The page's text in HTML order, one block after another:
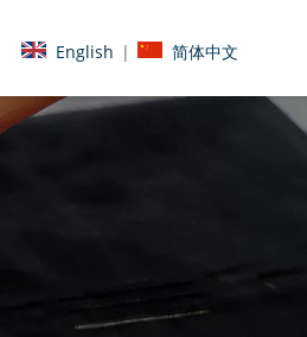
English | 简体中文